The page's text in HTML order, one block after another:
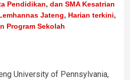
Pendidikan, dan SMA Kesatrian
Jateng, Harian terkini,
Program Sekolah
University of Pennsylvania,